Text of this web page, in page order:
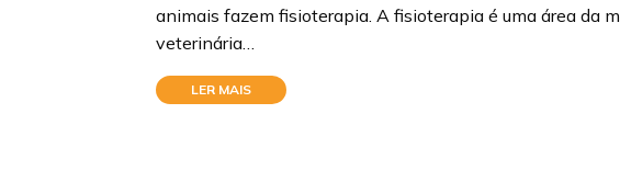
animais fazem fisioterapia. A fisioterapia é uma área da
veterinária…
LER MAIS